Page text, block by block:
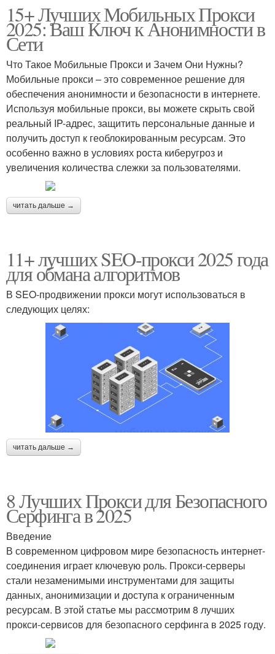
15+ Лучших Мобильных Прокси
2025: Ваш Ключ к Анонимности в
Сети
Что Такое Мобильные Прокси и Зачем Они Нужны?
Мобильные прокси – это современное решение для
обеспечения анонимности и безопасности в интернете.
Используя мобильные прокси, вы можете скрыть свой
реальный IP-адрес, защитить персональные данные и
получить доступ к геоблокированным ресурсам. Это
особенно важно в условиях роста киберугроз и
увеличения количества слежки за пользователями.
читать дальше →
11+ лучших SEO-прокси 2025 года
для обмана алгоритмов
В SEO-продвижении прокси могут использоваться в
следующих целях:
читать дальше →
8 Лучших Прокси для Безопасного
Серфинга в 2025
Введение
В современном цифровом мире безопасность интернет-
соединения играет ключевую роль. Прокси-серверы
стали незаменимыми инструментами для защиты
данных, анонимизации и доступа к ограниченным
ресурсам. В этой статье мы рассмотрим 8 лучших
прокси-сервисов для безопасного серфинга в 2025 году.